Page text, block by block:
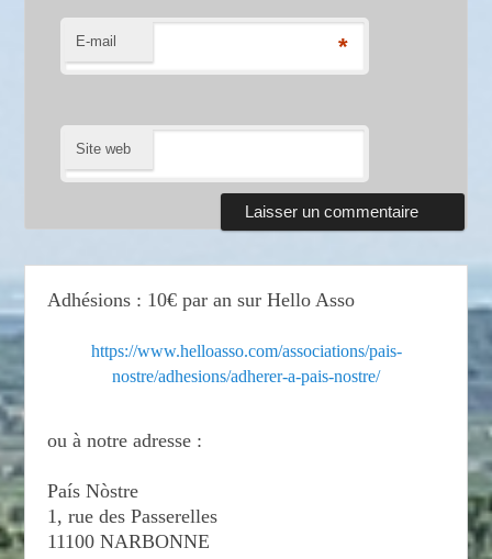
E-mail *
Site web
Adhésions : 10€ par an sur Hello Asso
https://www.helloasso.com/associations/pais-
nostre/adhesions/adherer-a-pais-nostre/
ou à notre adresse :
País Nòstre
1, rue des Passerelles
11100 NARBONNE